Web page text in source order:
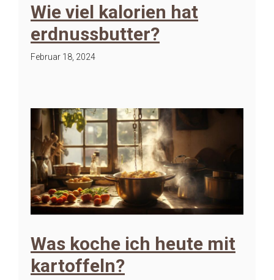
Wie viel kalorien hat
erdnussbutter?
Februar 18, 2024
Was koche ich heute mit
kartoffeln?